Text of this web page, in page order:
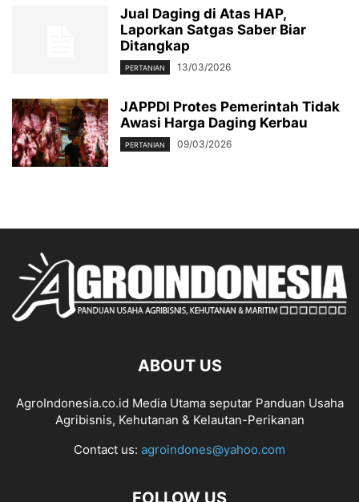
Jual Daging di Atas HAP,
Laporkan Satgas Saber Biar
Ditangkap
PERTANIAN 13/03/2026
JAPPDI Protes Pemerintah Tidak
Awasi Harga Daging Kerbau
PERTANIAN 09/03/2026
ABOUT US
AgroIndonesia.co.id Media Utama seputar Panduan Usaha
Agribisnis, Kehutanan & Kelautan-Perikanan
Contact us: agroindones@yahoo.com
FOLLOW US